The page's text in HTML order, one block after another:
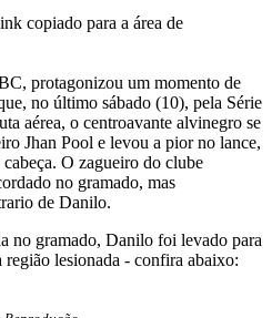
copiado para a área de
protagonizou um momento de
no último sábado (10), pela Série
aérea, o centroavante alvinegro se
Jhan Pool e levou a pior no lance,
O zagueiro do clube
no gramado, mas
de Danilo.
no gramado, Danilo foi levado para
região lesionada - confira abaixo: